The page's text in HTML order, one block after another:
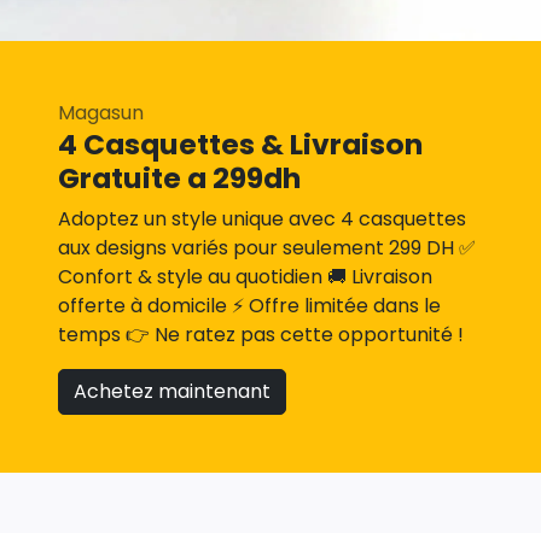
Magasun
4 Casquettes & Livraison
Gratuite a 299dh
Adoptez un style unique avec 4 casquettes
aux designs variés pour seulement 299 DH ✅
Confort & style au quotidien 🚚 Livraison
offerte à domicile ⚡ Offre limitée dans le
temps 👉 Ne ratez pas cette opportunité !
Achetez maintenant